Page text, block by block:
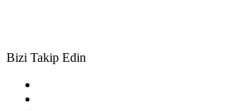
Bizi Takip Edin